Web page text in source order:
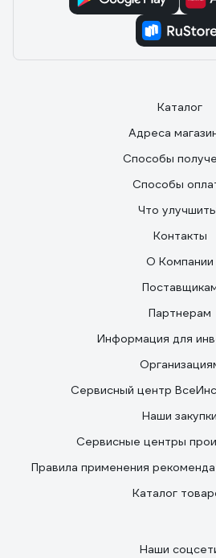
Каталог
Адреса
Способы
Способы
Что
Контакты
О Компании
Партнерам
Информация для
Сервисный центр
Наши закупки
Сервисные центры
Правила применения
Каталог
Наши